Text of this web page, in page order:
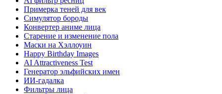
Примерка теней для век
Симулятор бороды
Конвертер аниме лица
Старение и изменение пола
Маски на Хэллоуин
Happy Birthday Images
AI Attractiveness Test
Генератор эльфийских имен
ИИ-гадалка
Фильтры лица